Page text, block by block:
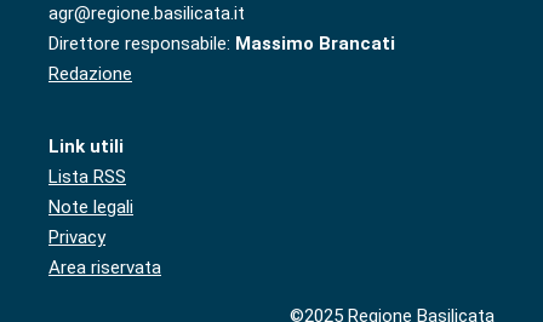
agr@regione.basilicata.it
Direttore responsabile: Massimo Brancati
Redazione
Link utili
Lista RSS
Note legali
Privacy
Area riservata
©2025 Regione Basilicata